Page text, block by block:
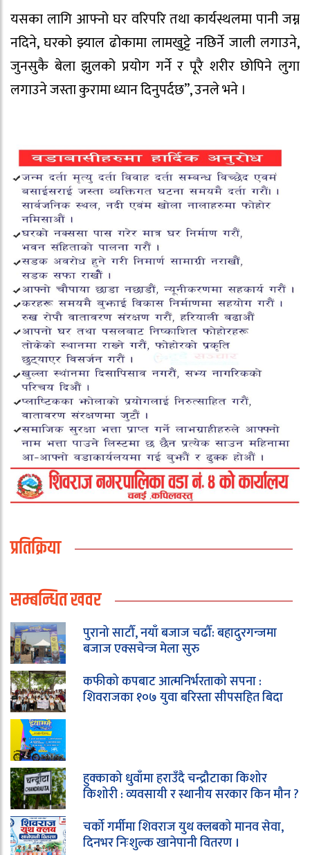
यसका लागि आफ्नो घर वरिपरि तथा कार्यस्थलमा पानी जम्न
नदिने, घरको झ्याल ढोकामा लामखुट्टे नछिर्ने जाली लगाउने,
जुनसुकै बेला झुलको प्रयोग गर्ने र पूरै शरीर छोपिने लुगा
लगाउने जस्ता कुरामा ध्यान दिनुपर्दछ”, उनले भने ।
प्रतिक्रिया
सम्बन्धित खवर
पुरानो साटौँ, नयाँ बजाज चढौँ: बहादुरगन्जमा
बजाज एक्सचेन्ज मेला सुरु
कफीको कपबाट आत्मनिर्भरताको सपना :
शिवराजका १०७ युवा बरिस्ता सीपसहित बिदा
हुक्काको धुवाँमा हराउँदै चन्द्रौटाका किशोर
किशोरी : व्यवसायी र स्थानीय सरकार किन मौन ?
चर्को गर्मीमा शिवराज युथ क्लबको मानव सेवा,
दिनभर निःशुल्क खानेपानी वितरण ।